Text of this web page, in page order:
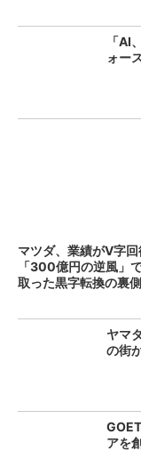
「AI
ォー
マツダ、業績がV字
「300億円の逆風」
取った黒字転換の裏側
ヤマ
の街
アを